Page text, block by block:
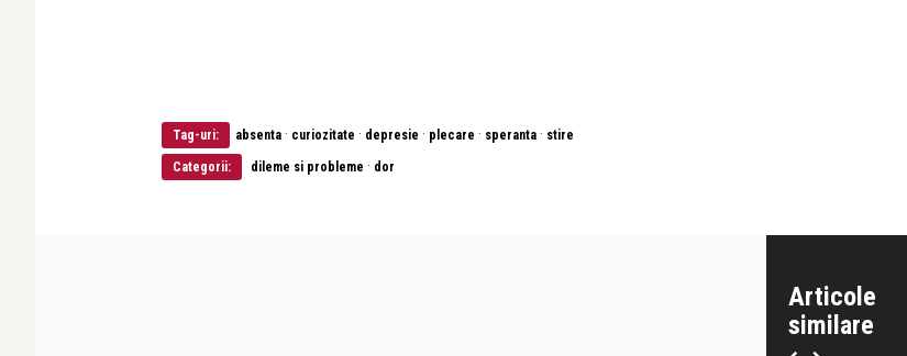
Tag-uri: absenta · curiozitate · depresie · plecare · speranta · stire
Categorii: dileme si probleme · dor
Articole
similare